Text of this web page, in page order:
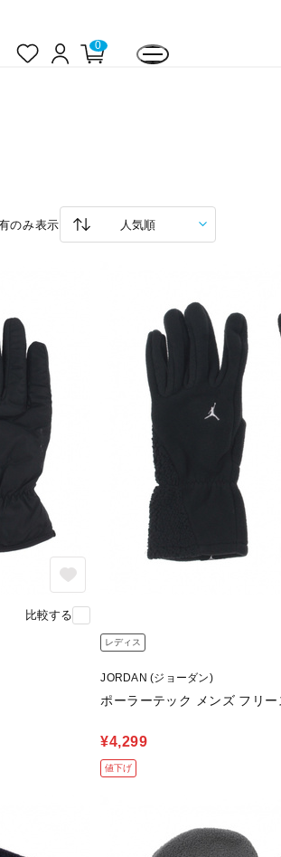
ロ
0
のみ表示
比較する
レディス
JORDAN (ジョーダン)
ポーラーテック メンズ フリ
¥4,299
値下げ